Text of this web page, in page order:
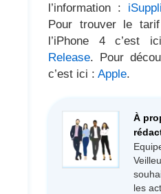
l’information :
Pour trouver le
l’iPhone 4 c’est
Release. Pour
c’est ici : Apple.
À
les